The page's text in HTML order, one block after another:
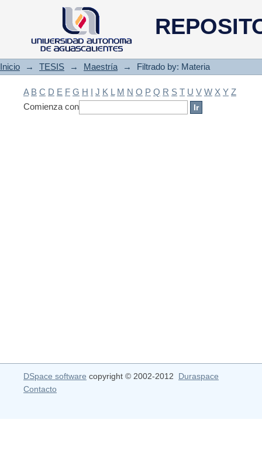
Filtrado by: Materia
Inicio → TESIS → Maestría → Filtrado by: Materia
A B C D E F G H I J K L M N O P Q R S T U V W X Y Z
Comienza con
DSpace software copyright © 2002-2012 Duraspace
Contacto